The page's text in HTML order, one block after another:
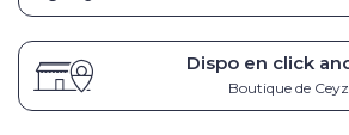
Dispo en click
Boutique de